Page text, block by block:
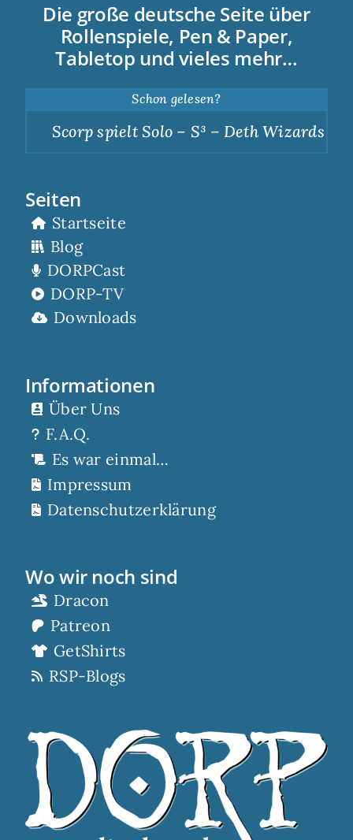
Die große deutsche Seite über
Rollenspiele, Pen & Paper,
Tabletop und vieles mehr…
Schon gelesen?
Scorp spielt Solo – S³ – Deth Wizards –
Seiten
Startseite
Blog
DORPCast
DORP-TV
Downloads
Informationen
Über Uns
F.A.Q.
Es war einmal…
Impressum
Datenschutzerklärung
Wo wir noch sind
Dracon
Patreon
GetShirts
RSP-Blogs